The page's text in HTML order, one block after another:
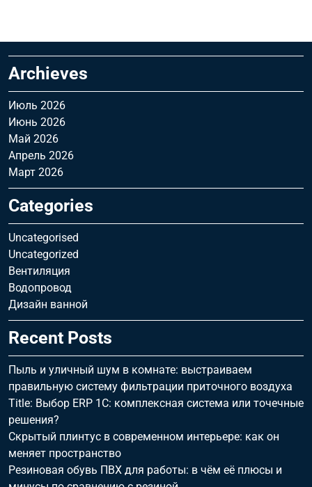
Archieves
Июль 2026
Июнь 2026
Май 2026
Апрель 2026
Март 2026
Categories
Uncategorised
Uncategorized
Вентиляция
Водопровод
Дизайн ванной
Recent Posts
Пыль и уличный шум в комнате: выстраиваем
правильную систему фильтрации приточного воздуха
Title: Выбор ERP 1С: комплексная система или точечные
решения?
Скрытый плинтус в современном интерьере: как он
меняет пространство
Резиновая обувь ПВХ для работы: в чём её плюсы и